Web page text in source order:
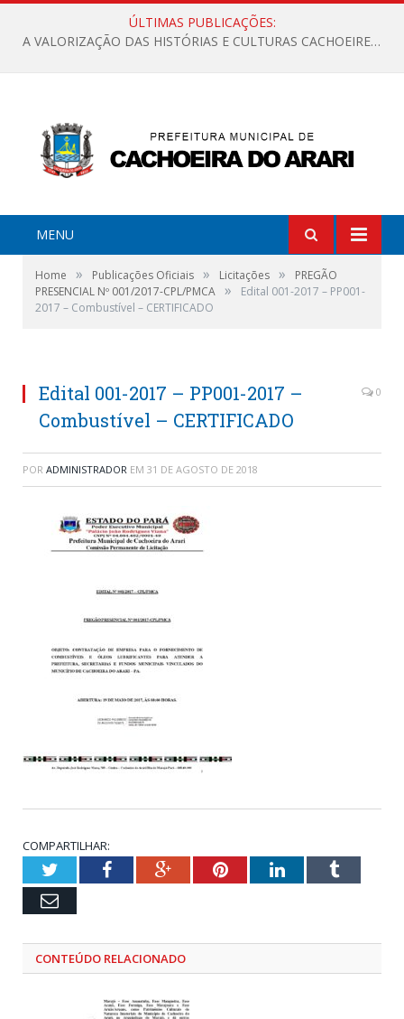
ÚLTIMAS PUBLICAÇÕES:
A VALORIZAÇÃO DAS HISTÓRIAS E CULTURAS CACHOEIRENSES
MENU
Home » Publicações Oficiais » Licitações »
PREGÃO
PRESENCIAL Nº 001/2017-CPL/PMCA »
Edital 001-2017 – PP001-
2017 – Combustível – CERTIFICADO
Edital 001-2017 – PP001-2017 –
Combustível – CERTIFICADO
0
POR ADMINISTRADOR EM 31 DE AGOSTO DE 2018
COMPARTILHAR:
TwitterFacebookGoogle+PinterestLinkedInTumblr
Email
CONTEÚDO RELACIONADO